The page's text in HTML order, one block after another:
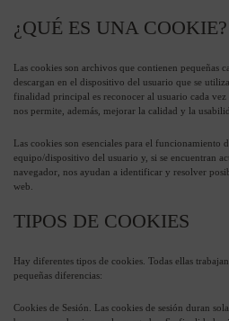
¿QUÉ ES UNA COOKIE?
Las cookies son archivos que contienen pequeñas
descargan en el dispositivo del usuario que se
finalidad principal es reconocer al usuario cada
nos permite, además, mejorar la calidad y la
Las cookies son esenciales para el funcionamiento
equipo/dispositivo del usuario y, si se encuentran
navegador, nos ayudan a identificar y resolver
web.
TIPOS DE COOKIES
Hay diferentes tipos de cookies. Todas ellas
pequeñas diferencias:
Cookies de Sesión. Las cookies de sesión duran